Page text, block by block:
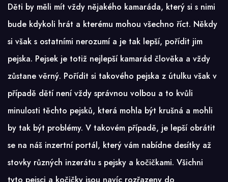
Děti by měli mít vždy nějakého kamaráda, který si s nimi
bude kdykoli hrát a kterému mohou všechno říct. Někdy
si však s ostatními nerozumí a je tak lepší, pořídit jim
pejska. Pejsek je totiž nejlepší kamarád člověka a vždy
zůstane věrný. Pořídit si takového pejska z útulku však v
případě dětí není vždy správnou volbou a to kvůli
minulosti těchto pejsků, která mohla být krušná a mohli
by tak být problémy. V takovém případě, je lepší obrátit
se na náš inzertní portál, který vám nabídne desítky až
stovky různých inzerátu s pejsky a kočičkami. Všichni
tyto pejsci a kočičky jsou navíc rozřazeny do